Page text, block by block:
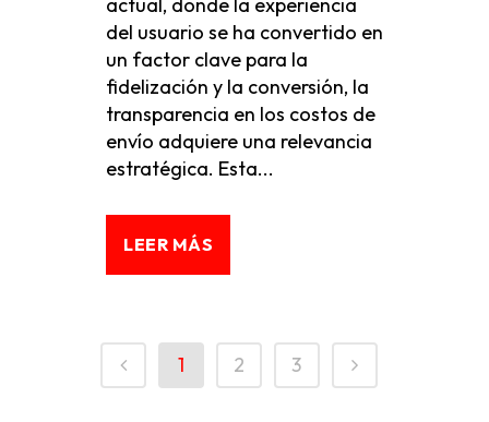
actual, donde la experiencia
del usuario se ha convertido en
un factor clave para la
fidelización y la conversión, la
transparencia en los costos de
envío adquiere una relevancia
estratégica. Esta...
LEER MÁS
1 2 3